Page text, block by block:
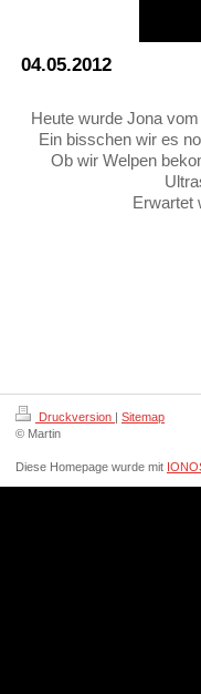
04.05.2012
Heute wurde Jona
Ein bisschen wir es
Ob wir Welpen
Erwartet
Druckversion | Sitemap
© Martin
Diese Homepage wurde mit